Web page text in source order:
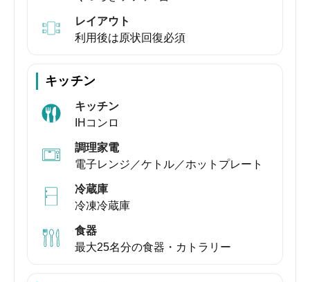
レイアウト
利用後は原状回復必須
キッチン
キッチン
IHコンロ
調理家電
電子レンジ／ケトル／ホットプレート
冷蔵庫
冷凍冷蔵庫
食器
最大25名分の食器・カトラリー